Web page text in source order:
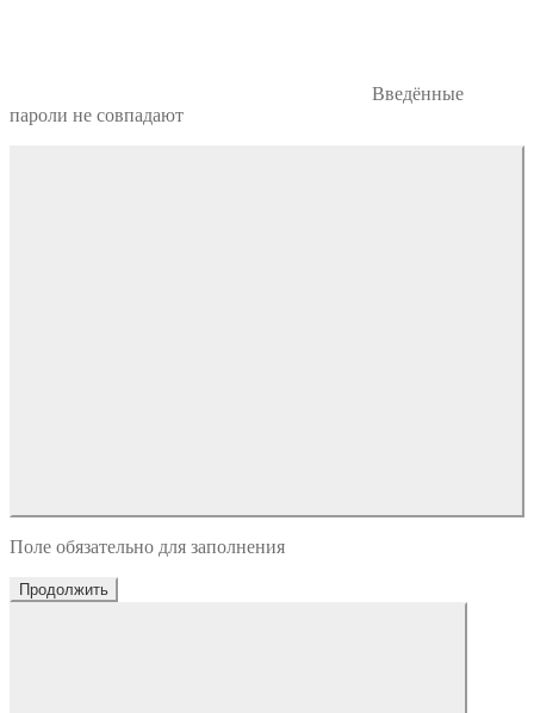
Введённые
пароли не совпадают
Поле обязательно для заполнения
Продолжить